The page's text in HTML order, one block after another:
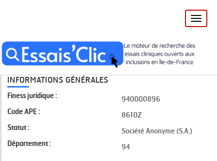
Toggle
Accueil Essai 2 CLINIQUE VILLENEUVE-SAINT-GEORGES
INFORMATIONS GÉNÉRALES
Finess juridique :
940000896
Code APE :
8610Z
Statut :
Société Anonyme (S.A.)
Département :
94